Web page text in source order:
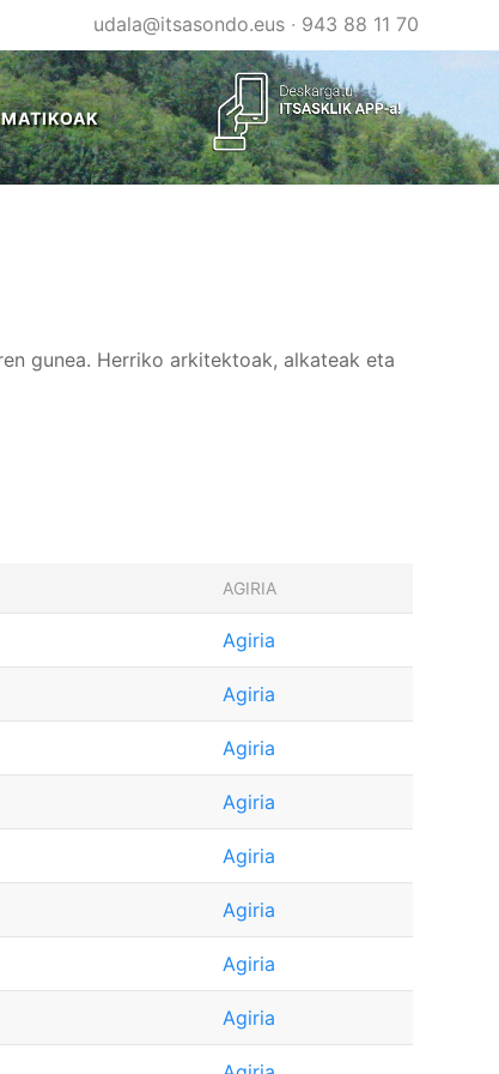
udala@itsasondo.eus· 943 88 11 70
gunea. Herriko arkitektoak, alkateak eta
AGIRIA
Agiria
Agiria
Agiria
Agiria
Agiria
Agiria
Agiria
Agiria